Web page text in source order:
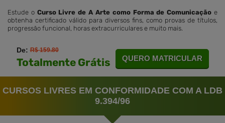
Estude o Curso Livre de A Arte como Forma de Comunicação e
obtenha certificado válido para diversos fins, como provas de títulos,
progressão funcional, horas extracurriculares e muito mais.
De:R$ 159.80
Totalmente Grátis QUERO MATRICULAR
CURSOS LIVRES EM CONFORMIDADE COM A LDB
9.394/96